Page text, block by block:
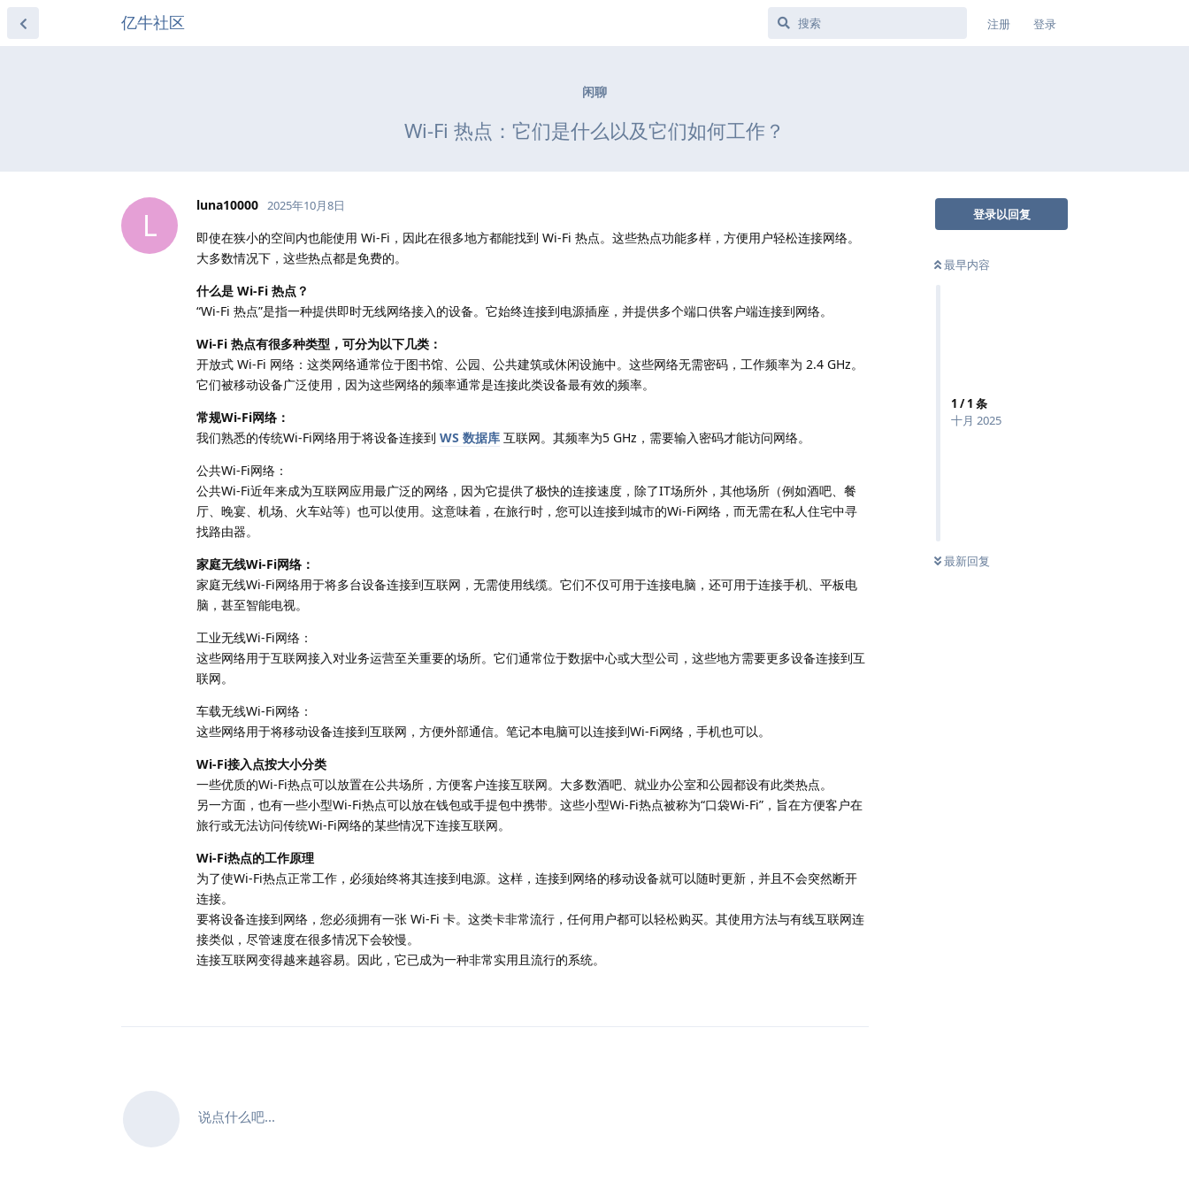
亿牛社区 注册 登录
闲聊
Wi-Fi 热点：它们是什么以及它们如何工作？
登录以回复
最早内容
1 /1 条
十月 2025
最新回复
L
luna10000 2025年10月8日
即使在狭小的空间内也能使用 Wi-Fi，因此在很多地方都能找到 Wi-Fi 热点。这些热点功能多样，方便用户轻松连接网络。
大多数情况下，这些热点都是免费的。
什么是 Wi-Fi 热点？
“Wi-Fi 热点”是指一种提供即时无线网络接入的设备。它始终连接到电源插座，并提供多个端口供客户端连接到网络。
Wi-Fi 热点有很多种类型，可分为以下几类：
开放式 Wi-Fi 网络：这类网络通常位于图书馆、公园、公共建筑或休闲设施中。这些网络无需密码，工作频率为 2.4 GHz。
它们被移动设备广泛使用，因为这些网络的频率通常是连接此类设备最有效的频率。
常规Wi-Fi网络：
我们熟悉的传统Wi-Fi网络用于将设备连接到 WS 数据库 互联网。其频率为5 GHz，需要输入密码才能访问网络。
公共Wi-Fi网络：
公共Wi-Fi近年来成为互联网应用最广泛的网络，因为它提供了极快的连接速度，除了IT场所外，其他场所（例如酒吧、餐
厅、晚宴、机场、火车站等）也可以使用。这意味着，在旅行时，您可以连接到城市的Wi-Fi网络，而无需在私人住宅中寻
找路由器。
家庭无线Wi-Fi网络：
家庭无线Wi-Fi网络用于将多台设备连接到互联网，无需使用线缆。它们不仅可用于连接电脑，还可用于连接手机、平板电
脑，甚至智能电视。
工业无线Wi-Fi网络：
这些网络用于互联网接入对业务运营至关重要的场所。它们通常位于数据中心或大型公司，这些地方需要更多设备连接到互
联网。
车载无线Wi-Fi网络：
这些网络用于将移动设备连接到互联网，方便外部通信。笔记本电脑可以连接到Wi-Fi网络，手机也可以。
Wi-Fi接入点按大小分类
一些优质的Wi-Fi热点可以放置在公共场所，方便客户连接互联网。大多数酒吧、就业办公室和公园都设有此类热点。
另一方面，也有一些小型Wi-Fi热点可以放在钱包或手提包中携带。这些小型Wi-Fi热点被称为“口袋Wi-Fi”，旨在方便客户在
旅行或无法访问传统Wi-Fi网络的某些情况下连接互联网。
Wi-Fi热点的工作原理
为了使Wi-Fi热点正常工作，必须始终将其连接到电源。这样，连接到网络的移动设备就可以随时更新，并且不会突然断开
连接。
要将设备连接到网络，您必须拥有一张 Wi-Fi 卡。这类卡非常流行，任何用户都可以轻松购买。其使用方法与有线互联网连
接类似，尽管速度在很多情况下会较慢。
连接互联网变得越来越容易。因此，它已成为一种非常实用且流行的系统。
说点什么吧...